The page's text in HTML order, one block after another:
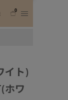
0
イト)
ホワ